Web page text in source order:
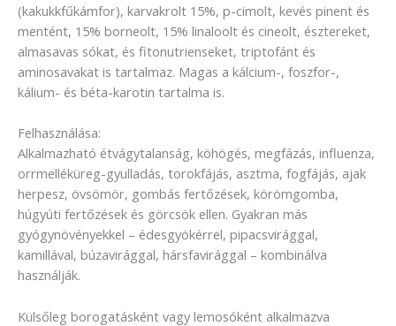
(kakukkfűkámfor), karvakrolt 15%, p-cimolt, kevés pinent és
mentént, 15% borneolt, 15% linaloolt és cineolt, észtereket,
almasavas sókat, és fitonutrienseket, triptofánt és
aminosavakat is tartalmaz. Magas a kálcium-, foszfor-,
kálium- és béta-karotin tartalma is.
Felhasználása:
Alkalmazható étvágytalanság, köhögés, megfázás, influenza,
orrmelléküreg-gyulladás, torokfájás, asztma, fogfájás, ajak
herpesz, övsömör, gombás fertőzések, körömgomba,
húgyúti fertőzések és görcsök ellen. Gyakran más
gyógynövényekkel – édesgyökérrel, pipacsvirággal,
kamillával, búzavirággal, hársfavirággal – kombinálva
használják.
Külsőleg borogatásként vagy lemosóként alkalmazva